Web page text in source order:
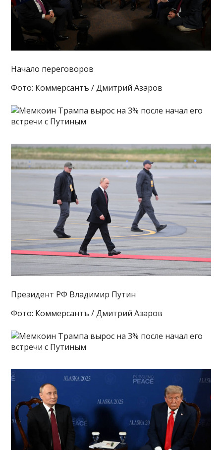
Начало переговоров
Фото: Коммерсантъ / Дмитрий Азаров
Президент РФ Владимир Путин
Фото: Коммерсантъ / Дмитрий Азаров